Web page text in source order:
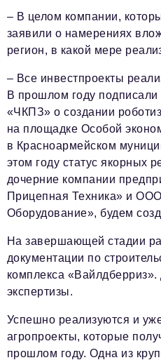
– В целом компании,
заявили о намерениях
регион, в какой мере
– Все инвестпроекты
В прошлом году
«ЧКПЗ» о создании
на площадке Особой
в Красноармейском
этом году статус якорных
дочерние компании
Прицепная Техника» и
Оборудование», будем
На завершающей стадии
документации по
комплекса «Вайлдберриз».
экспертизы.
Успешно реализуются и
агропроекты, которые
прошлом году. Одна из